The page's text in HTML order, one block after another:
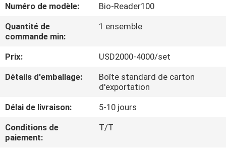
NOUS
VISITE
D'USINE
DE
QUALITÉ
Numéro de modèle:
Bio-Reader100
Quantité de
commande min:
1 ensemble
Prix:
USD2000-4000/set
Détails d'emballage:
Boîte standard de carton
d'exportation
Délai de livraison:
5-10 jours
Conditions de
paiement:
T/T